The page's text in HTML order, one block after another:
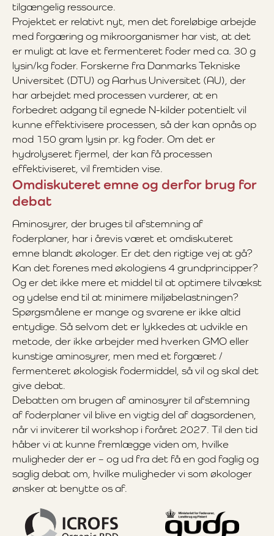
tilgængelig ressource.
Projektet er relativt nyt, men det foreløbige arbejde
med forgæring og mikroorganismer har vist, at det
er muligt at lave et fermenteret foder med ca. 30 g
lysin/kg foder. Forskerne fra Danmarks Tekniske
Universitet (DTU) og Aarhus Universitet (AU), der
har arbejdet med processen vurderer, at en
forbedret adgang til egnede N-kilder potentielt vil
kunne effektivisere processen, så der kan opnås op
mod 150 gram lysin pr. kg foder. Om det er
hydrolyseret fjermel, der kan få processen
effektiviseret, vil fremtiden vise.
Omdiskuteret emne og derfor brug for
debat
Aminosyrer, der bruges til afstemning af
foderplaner, har i årevis været et omdiskuteret
emne blandt økologer. Er det den rigtige vej at gå?
Kan det forenes med økologiens 4 grundprincipper?
Og er det ikke mere et middel til at optimere tilvækst
og ydelse end til at minimere miljøbelastningen?
Spørgsmålene er mange og svarene er ikke altid
entydige. Så selvom det er lykkedes at udvikle en
metode, der ikke arbejder med hverken GMO eller
kunstige aminosyrer, men med et forgæret /
fermenteret økologisk fodermiddel, så vil og skal det
give debat.
Debatten om brugen af aminosyrer til afstemning
af foderplaner vil blive en vigtig del af dagsordenen,
når vi inviterer til workshop i foråret 2027. Til den tid
håber vi at kunne fremlægge viden om, hvilke
muligheder der er – og ud fra det få en god faglig og
saglig debat om, hvilke muligheder vi som økologer
ønsker at benytte os af.